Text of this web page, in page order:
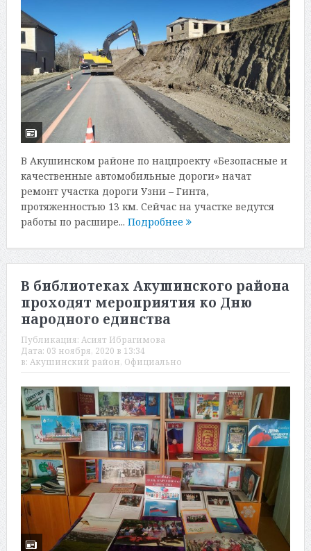
В Акушинском районе по нацпроекту «Безопасные и
качественные автомобильные дороги» начат
ремонт участка дороги Узни – Гинта,
протяженностью 13 км. Сейчас на участке ведутся
работы по расшире... Подробнее
В библиотеках Акушинского района
проходят мероприятия ко Дню
народного единства
Публикация: Асият Ибрагимова
Дата: 03 ноября, 2020 в 13:34
в: Акушинский район, Официально